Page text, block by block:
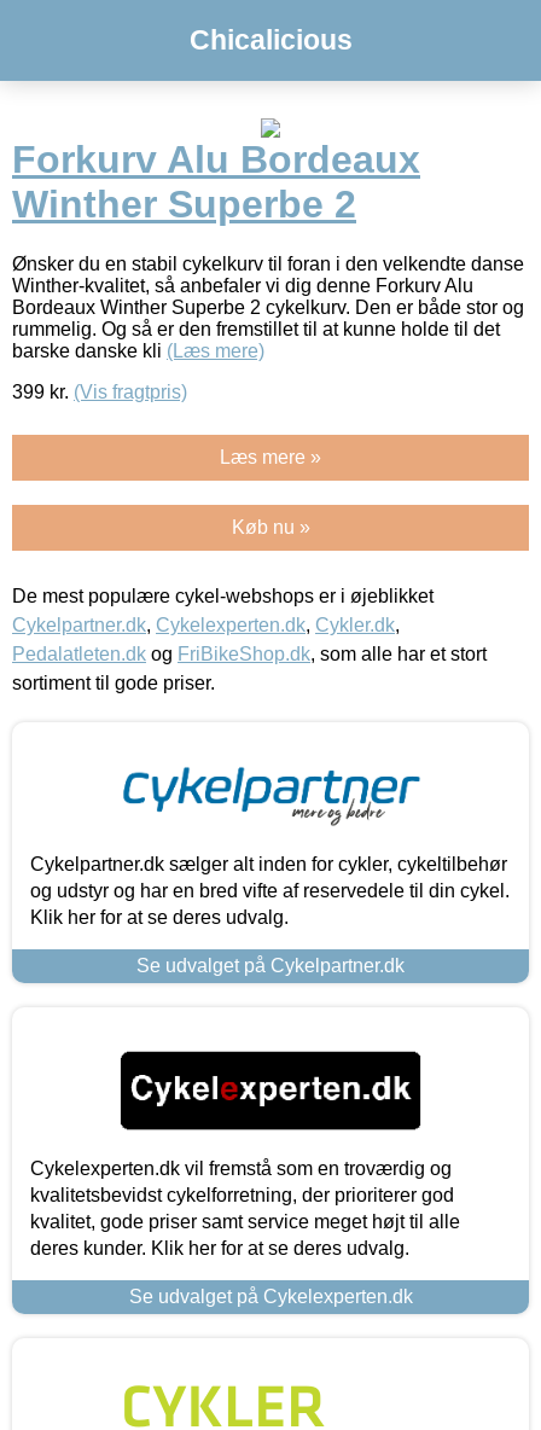
Chicalicious
Forkurv Alu Bordeaux
Winther Superbe 2
Ønsker du en stabil cykelkurv til foran i den velkendte danse
Winther-kvalitet, så anbefaler vi dig denne Forkurv Alu
Bordeaux Winther Superbe 2 cykelkurv. Den er både stor og
rummelig. Og så er den fremstillet til at kunne holde til det
barske danske kli (Læs mere)
399 kr. (Vis fragtpris)
Læs mere »
Køb nu »
De mest populære cykel-webshops er i øjeblikket
Cykelpartner.dk, Cykelexperten.dk, Cykler.dk,
Pedalatleten.dk og FriBikeShop.dk, som alle har et stort
sortiment til gode priser.
Cykelpartner.dk sælger alt inden for cykler, cykeltilbehør
og udstyr og har en bred vifte af reservedele til din cykel.
Klik her for at se deres udvalg.
Se udvalget på Cykelpartner.dk
Cykelexperten.dk vil fremstå som en troværdig og
kvalitetsbevidst cykelforretning, der prioriterer god
kvalitet, gode priser samt service meget højt til alle
deres kunder. Klik her for at se deres udvalg.
Se udvalget på Cykelexperten.dk